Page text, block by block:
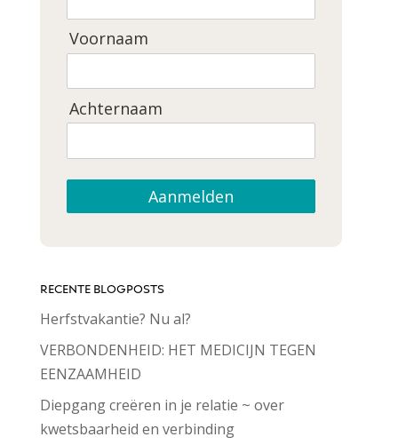
Voornaam
Achternaam
Aanmelden
RECENTE BLOGPOSTS
Herfstvakantie? Nu al?
VERBONDENHEID: HET MEDICIJN TEGEN
EENZAAMHEID
Diepgang creëren in je relatie ~ over
kwetsbaarheid en verbinding